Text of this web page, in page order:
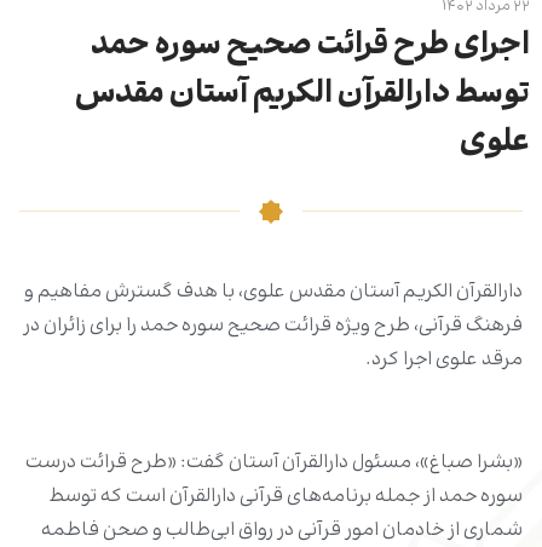
۲۲ مرداد ۱۴۰۲
اجرای طرح قرائت صحیح سوره حمد
توسط دارالقرآن الکریم آستان مقدس
علوی
دارالقرآن الکریم آستان مقدس علوی، با هدف گسترش مفاهیم و
فرهنگ قرآنی، طرح ویژه قرائت صحیح سوره حمد را برای زائران در
مرقد علوی اجرا کرد.
«بشرا صباغ»، مسئول دارالقرآن آستان گفت: «طرح قرائت درست
سوره حمد از جمله برنامه‌های قرآنی دارالقرآن است که توسط
شماری از خادمان امور قرآنی در رواق ابی‌طالب و صحن فاطمه